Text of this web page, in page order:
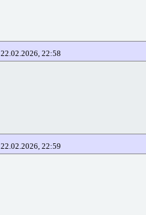
22.02.2026, 22:58
22.02.2026, 22:59